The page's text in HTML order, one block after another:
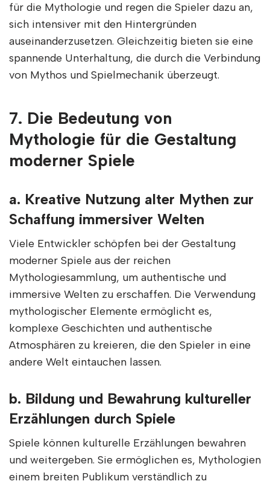
für die Mythologie und regen die Spieler dazu an,
sich intensiver mit den Hintergründen
auseinanderzusetzen. Gleichzeitig bieten sie eine
spannende Unterhaltung, die durch die Verbindung
von Mythos und Spielmechanik überzeugt.
7. Die Bedeutung von
Mythologie für die Gestaltung
moderner Spiele
a. Kreative Nutzung alter Mythen zur
Schaffung immersiver Welten
Viele Entwickler schöpfen bei der Gestaltung
moderner Spiele aus der reichen
Mythologiesammlung, um authentische und
immersive Welten zu erschaffen. Die Verwendung
mythologischer Elemente ermöglicht es,
komplexe Geschichten und authentische
Atmosphären zu kreieren, die den Spieler in eine
andere Welt eintauchen lassen.
b. Bildung und Bewahrung kultureller
Erzählungen durch Spiele
Spiele können kulturelle Erzählungen bewahren
und weitergeben. Sie ermöglichen es, Mythologien
einem breiten Publikum verständlich zu